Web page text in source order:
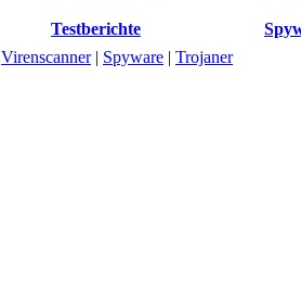
Testberichte
Virenscanner| Spyware | Trojaner